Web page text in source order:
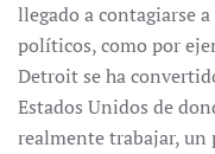
llegado a contagiarse
políticos, como por
Detroit se ha
Estados Unidos de
realmente trabajar, un